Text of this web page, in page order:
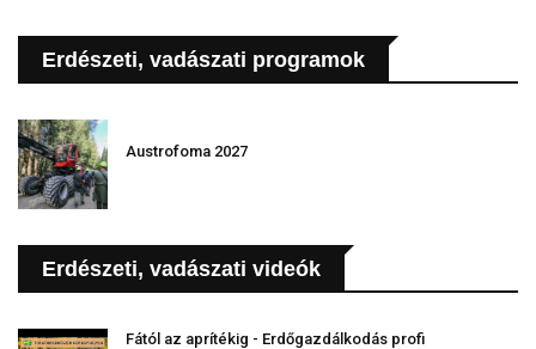
Erdészeti, vadászati programok
Austrofoma 2027
Erdészeti, vadászati videók
Fától az aprítékig - Erdőgazdálkodás profi